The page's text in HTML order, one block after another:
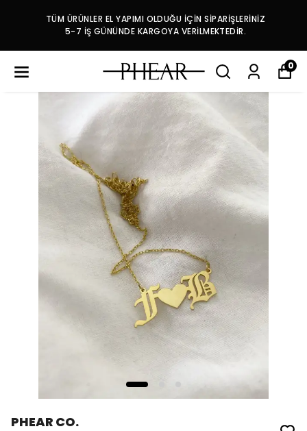
TÜM ÜRÜNLER EL YAPIMI OLDUĞU İÇİN SİPARİŞLERİNİZ
5-7 İŞ GÜNÜNDE KARGOYA VERİLMEKTEDİR.
0
PHEAR CO.